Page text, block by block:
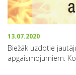
13.07.2020
Biežāk uzdotie
apgaismojumiem.